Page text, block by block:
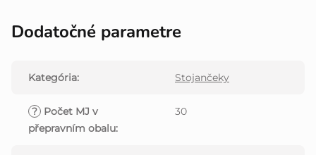
Dodatočné parametre
Kategória: Stojančeky
? Počet MJ v
přepravním obalu:
30